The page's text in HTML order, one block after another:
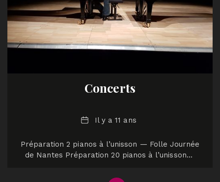
Concerts
DateIl y a 11 ans
Préparation 2 pianos à l’unisson — Folle Journée
de Nantes Préparation 20 pianos à l’unisson…